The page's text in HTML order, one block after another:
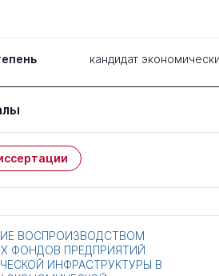
кандидат
ВОСПРОИЗВОДСТВОМ
ФОНДОВ ПРЕДПРИЯТИЙ
ИНФРАСТРУКТУРЫ В